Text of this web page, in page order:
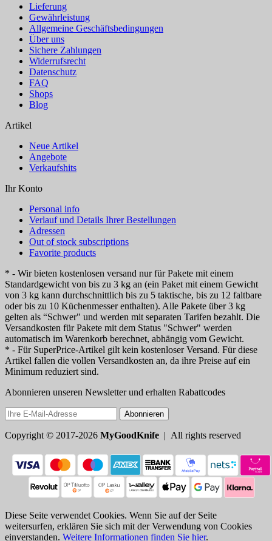
Lieferung
Gewährleistung
Allgemeine Geschäftsbedingungen
Über uns
Sichere Zahlungen
Widerrufsrecht
Datenschutz
FAQ
Shops
Blog
Artikel
Neue Artikel
Angebote
Verkaufshits
Ihr Konto
Personal info
Verlauf und Details Ihrer Bestellungen
Adressen
Out of stock subscriptions
Favorite products
* - Wir bieten kostenlosen versand nur für Pakete mit einem
Standardgewicht von bis zu 3 kg an (ein Paket mit einem Gewicht
von 3 kg kann durchschnittlich bis zu 5 taktische, bis zu 12 faltbare
oder bis zu 10 Küchenmesser enthalten). Alle Pakete über 3 kg
gelten als “Schwer" und werden mit separaten Tarifen bezahlt. Die
Versandkosten für Pakete mit dem Status "Schwer" werden
automatisch im Warenkorb berechnet, abhängig vom Gewicht.
* - Für SuperPrice-Artikel gilt kein kostenloser Versand. Für diese
Artikel fallen die vollen Versandkosten an, da ihre Preise auf ein
Minimum reduziert sind.
Abonnieren unseren Newsletter und erhalten Rabattcodes
Abonnieren
Copyright © 2017-2026 MyGoodKnife | All rights reserved
Diese Seite verwendet Cookies. Wenn Sie auf der Seite
weitersurfen, erklären Sie sich mit der Verwendung von Cookies
einverstanden. Weitere Informationen finden Sie hier.